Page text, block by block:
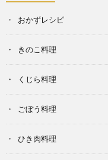
おかずレシピ
きのこ料理
くじら料理
ごぼう料理
ひき肉料理